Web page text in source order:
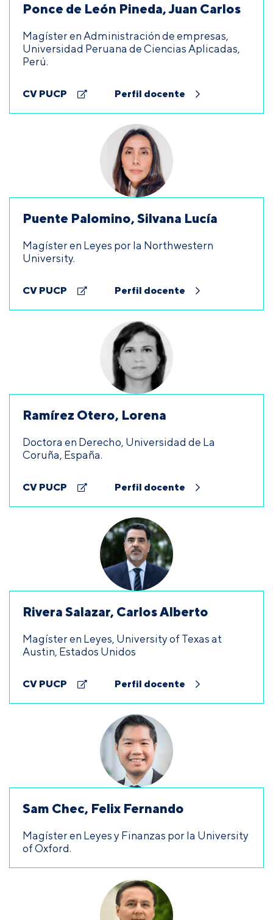
Ponce de León Pineda, Juan Carlos
Magíster en Administración de empresas,
Universidad Peruana de Ciencias Aplicadas,
Perú.
CV PUCP Perfil docente
Puente Palomino, Silvana Lucía
Magíster en Leyes por la Northwestern
University.
CV PUCP Perfil docente
Ramírez Otero, Lorena
Doctora en Derecho, Universidad de La
Coruña, España.
CV PUCP Perfil docente
Rivera Salazar, Carlos Alberto
Magíster en Leyes, University of Texas at
Austin, Estados Unidos
CV PUCP Perfil docente
Sam Chec, Felix Fernando
Magíster en Leyes y Finanzas por la University
of Oxford.